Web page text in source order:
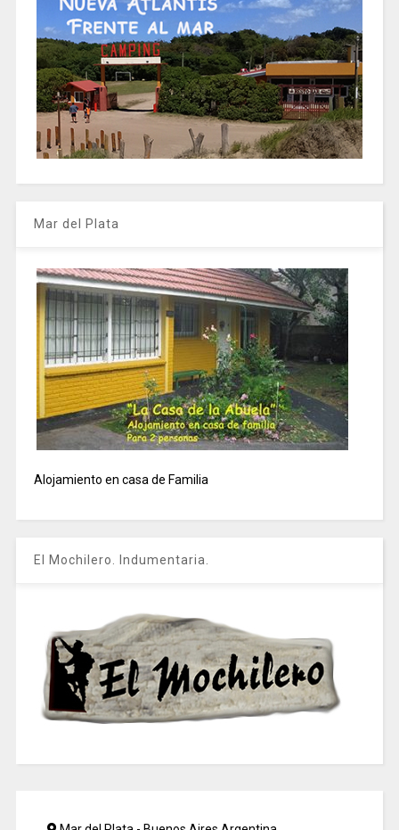
Mar del Plata
Alojamiento en casa de Familia
El Mochilero. Indumentaria.